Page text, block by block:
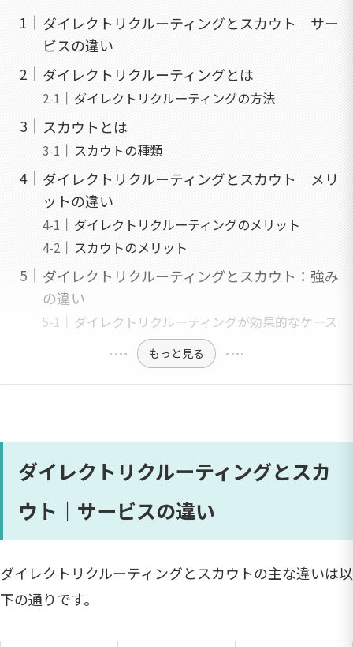
ダイレクトリクルーティングとスカウト｜サー
ビスの違い
ダイレクトリクルーティングとは
ダイレクトリクルーティングの方法
スカウトとは
スカウトの種類
ダイレクトリクルーティングとスカウト｜メリ
ットの違い
ダイレクトリクルーティングのメリット
スカウトのメリット
ダイレクトリクルーティングとスカウト：強み
の違い
ダイレクトリクルーティングが効果的なケース
もっと見る
ダイレクトリクルーティングとスカ
ウト｜サービスの違い
ダイレクトリクルーティングとスカウトの主な違いは以
下の通りです。